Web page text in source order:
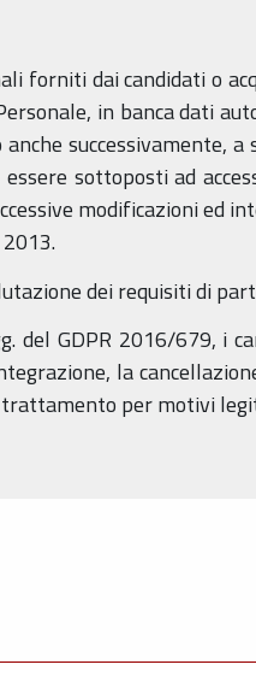
forniti dai candidati o
in banca dati
successivamente,
sottoposti ad
modificazioni ed
dei requisiti di
del GDPR 2016/679, i
la
trattamento per motivi